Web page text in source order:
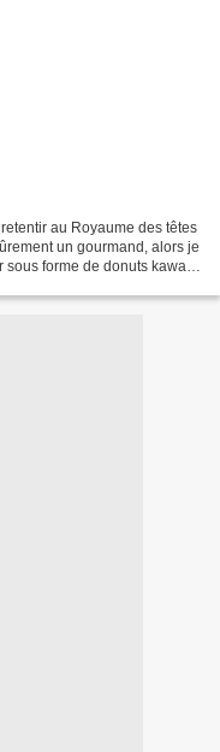
au Royaume des têtes
un gourmand, alors je
forme de donuts kawaii.